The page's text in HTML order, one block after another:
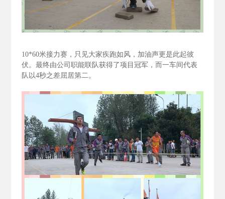
10*60米接力赛，只见大家疾跑如风，加油声更是此起彼
伏。最终由公司职能联队获得了项目冠军，而一车间代表
队以4秒之差屈居第二。